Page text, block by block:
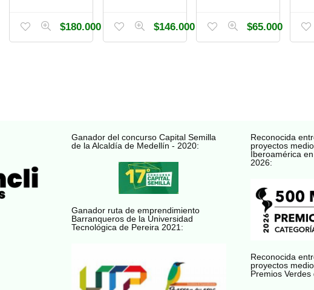
$180.000 $146.000 $65.000
Ganador del concurso Capital Semilla
de la Alcaldía de Medellín - 2020:
Ganador ruta de emprendimiento
Barranqueros de la Universidad
Tecnológica de Pereira 2021:
Reconocida
proyectos
Iberoamérica
2026:
Reconocida
proyectos
Premios Verdes